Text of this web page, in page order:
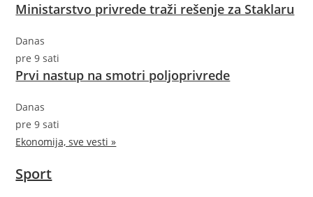
Ministarstvo privrede traži rešenje za Staklaru
Danas
pre 9 sati
Prvi nastup na smotri poljoprivrede
Danas
pre 9 sati
Ekonomija, sve vesti »
Sport